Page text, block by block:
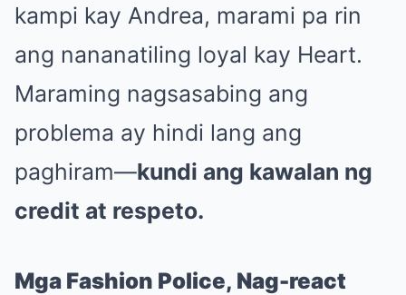
kampi kay Andrea, marami pa rin
ang nananatiling loyal kay Heart.
Maraming nagsasabing ang
problema ay hindi lang ang
paghiram—kundi ang kawalan ng
credit at respeto.
Mga Fashion Police, Nag-react